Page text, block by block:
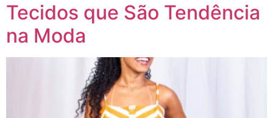
Tecidos que São Tendência
na Moda